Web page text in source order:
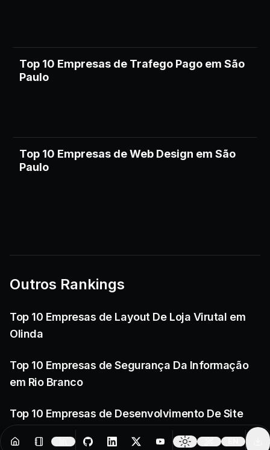
Top 10 Empresas de Trafego Pago em São
Paulo
Top 10 Empresas de Web Design em São
Paulo
Outros Rankings
Top 10 Empresas de Layout De Loja Virutal em
Olinda
Top 10 Empresas de Segurança Da Informação
em Rio Branco
Top 10 Empresas de Desenvolvimento De Site
em Rio Verde
Resources Creator Tools
Change